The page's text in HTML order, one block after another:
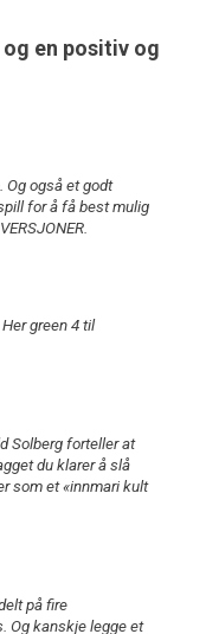
en positiv og
Og også et godt
for å få best mulig
green 4 til
Solberg forteller at
du klarer å slå
som et «innmari kult
på fire
Og kanskje legge et